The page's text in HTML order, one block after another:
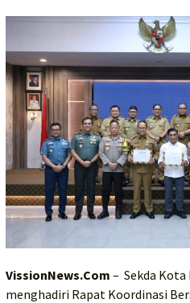
VissionNews.Com – Sekda Kota
menghadiri Rapat Koordinasi